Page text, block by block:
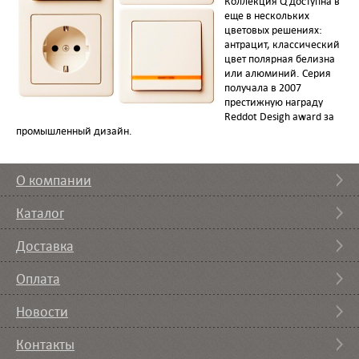
еще в нескольких
цветовых решениях:
антрацит, классический
цвет полярная белизна
или алюминий. Серия
получала в 2007
престижную награду
Reddot Desigh award за
промышленный дизайн.
О компании
Каталог
Доставка
Оплата
Новости
Контакты